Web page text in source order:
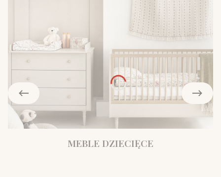
MEBLE DZIECIĘCE